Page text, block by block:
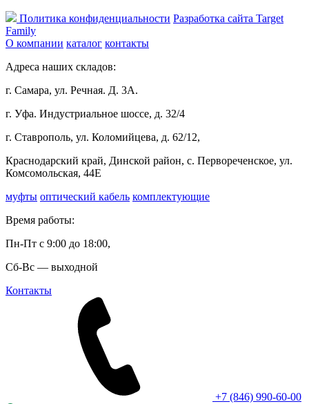
Политика конфиденциальности Разработка сайта Target
Family
О компании каталог контакты
Адреса наших складов:
г. Самара, ул. Речная. Д. 3А.
г. Уфа. Индустриальное шоссе, д. 32/4
г. Ставрополь, ул. Коломийцева, д. 62/12,
Краснодарский край, Динской район, с. Первореченское, ул.
Комсомольская, 44Е
муфты оптический кабель комплектующие
Время работы:
Пн-Пт с 9:00 до 18:00,
Сб-Вс — выходной
Контакты
+7 (846) 990-60-00